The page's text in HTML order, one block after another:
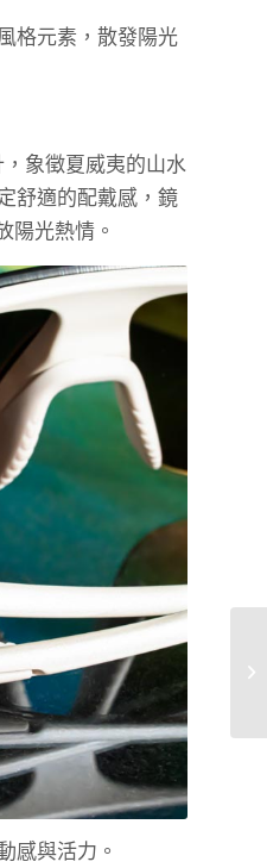
格元素，散發陽光
象徵夏威夷的山水
舒適的配戴感，鏡
陽光熱情。
感與活力。